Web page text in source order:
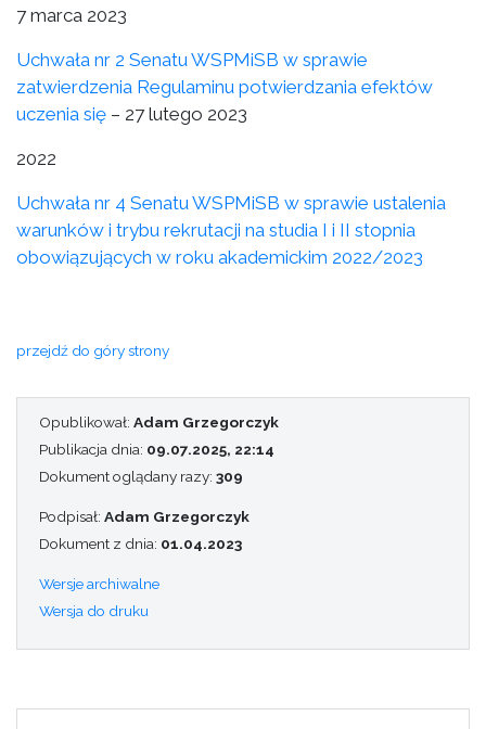
7 marca 2023
Uchwała nr 2 Senatu WSPMiSB w sprawie
zatwierdzenia Regulaminu potwierdzania efektów
uczenia się – 27 lutego 2023
2022
Uchwała nr 4 Senatu WSPMiSB w sprawie ustalenia
warunków i trybu rekrutacji na studia I i II stopnia
obowiązujących w roku akademickim 2022/2023
przejdź do góry strony
Opublikował: Adam Grzegorczyk
Publikacja dnia: 09.07.2025, 22:14
Dokument oglądany razy: 309
Podpisał: Adam Grzegorczyk
Dokument z dnia: 01.04.2023
Wersje archiwalne
Wersja do druku